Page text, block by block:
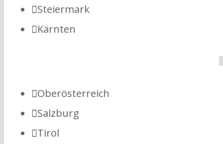
Steiermark
Kärnten
Oberösterreich
Salzburg
Tirol